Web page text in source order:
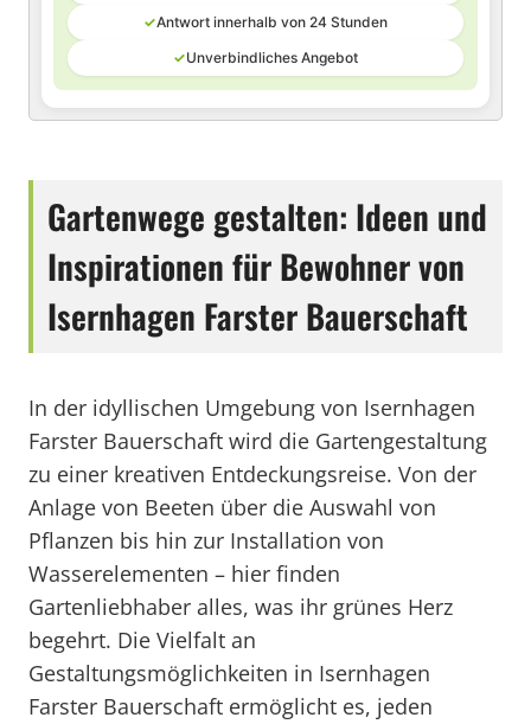
✓Antwort innerhalb von 24 Stunden
✓Unverbindliches Angebot
Gartenwege gestalten: Ideen und
Inspirationen für Bewohner von
Isernhagen Farster Bauerschaft
In der idyllischen Umgebung von Isernhagen
Farster Bauerschaft wird die Gartengestaltung
zu einer kreativen Entdeckungsreise. Von der
Anlage von Beeten über die Auswahl von
Pflanzen bis hin zur Installation von
Wasserelementen – hier finden
Gartenliebhaber alles, was ihr grünes Herz
begehrt. Die Vielfalt an
Gestaltungsmöglichkeiten in Isernhagen
Farster Bauerschaft ermöglicht es, jeden